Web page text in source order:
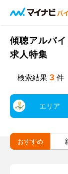
傾聴アルバ
求人特集
検索結果 3 件
エリア
おすすめ